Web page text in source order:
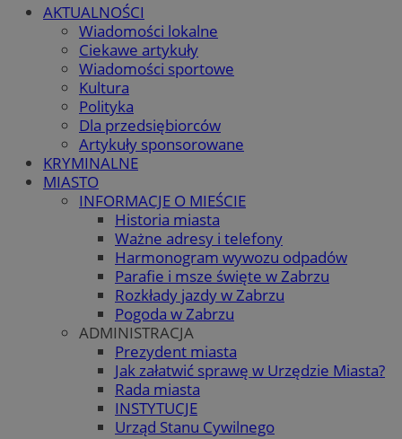
AKTUALNOŚCI
Wiadomości lokalne
Ciekawe artykuły
Wiadomości sportowe
Kultura
Polityka
Dla przedsiębiorców
Artykuły sponsorowane
KRYMINALNE
MIASTO
INFORMACJE O MIEŚCIE
Historia miasta
Ważne adresy i telefony
Harmonogram wywozu odpadów
Parafie i msze święte w Zabrzu
Rozkłady jazdy w Zabrzu
Pogoda w Zabrzu
ADMINISTRACJA
Prezydent miasta
Jak załatwić sprawę w Urzędzie Miasta?
Rada miasta
INSTYTUCJE
Urząd Stanu Cywilnego